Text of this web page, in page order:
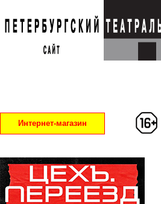
Интернет-магазин